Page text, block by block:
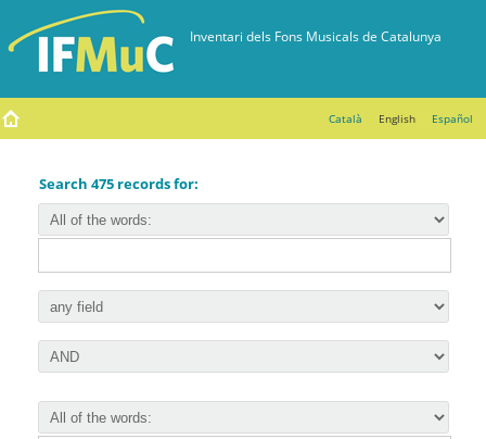
Català English Español
Search 475 records for: